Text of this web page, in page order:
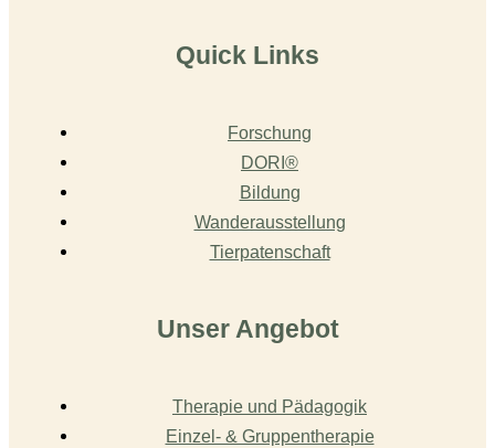
Quick Links
Forschung
DORI®
Bildung
Wanderausstellung
Tierpatenschaft
Unser Angebot
Therapie und Pädagogik
Einzel- & Gruppentherapie